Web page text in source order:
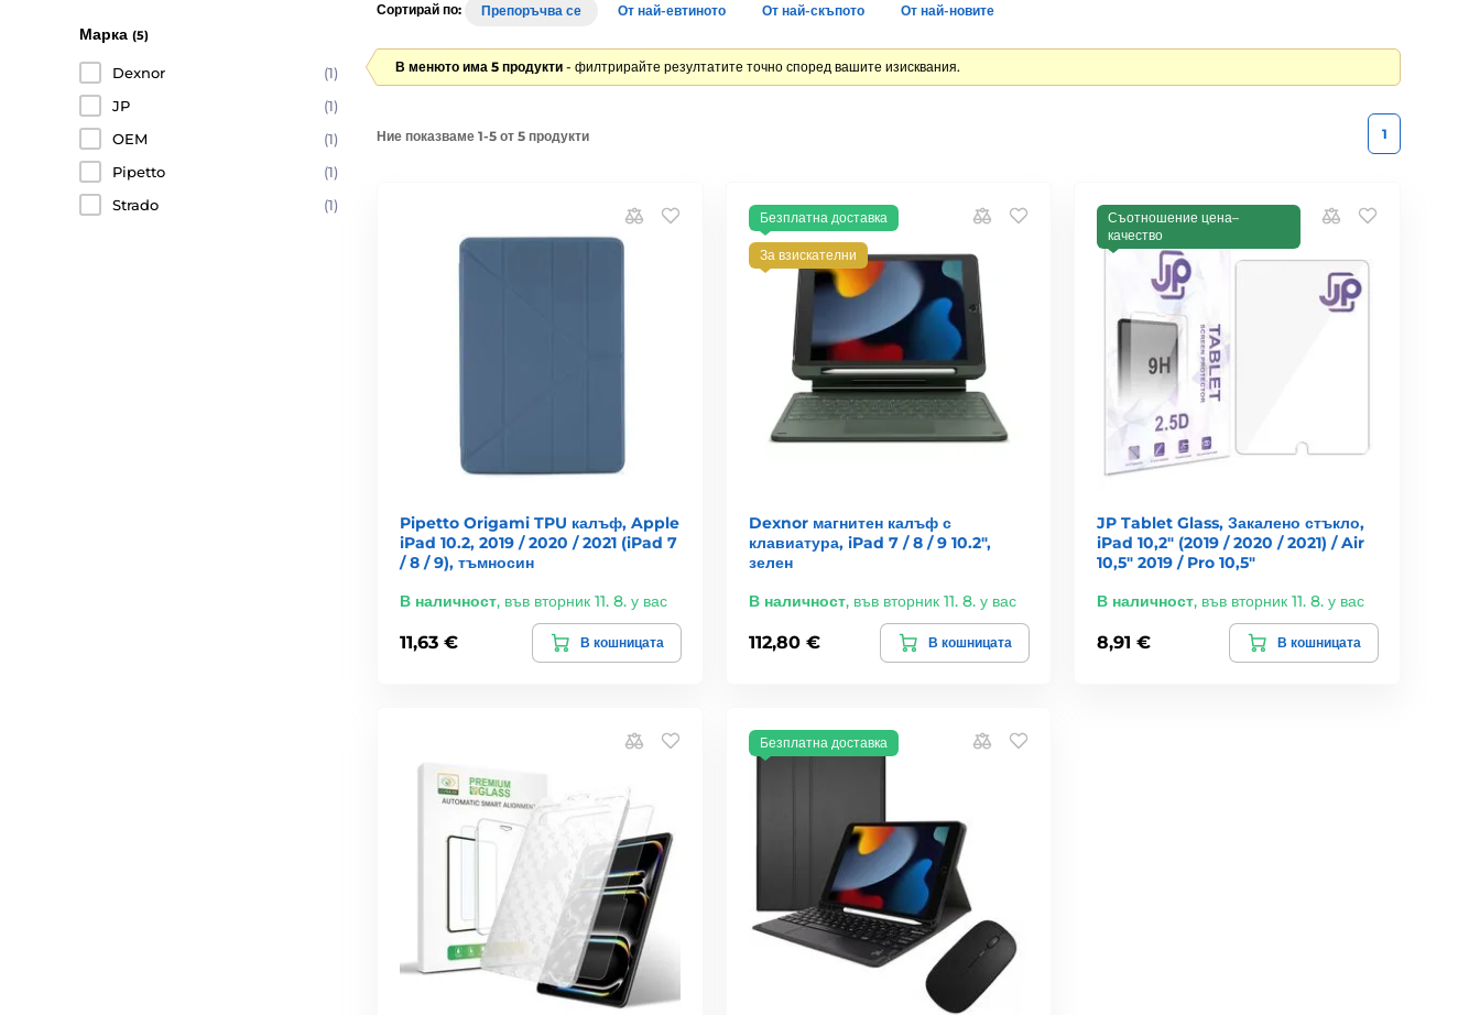
Марка (5)
Dexnor
(1)
JP
(1)
OEM
(1)
Pipetto
(1)
Strado
(1)
Сортирай по: Препоръчва се От най-евтиното От най-скъпото От най-новите
В менюто има 5 продукти - филтрирайте резултатите точно според вашите изисквания.
Ние показваме 1-5 от 5 продукти 1
Pipetto Origami TPU калъф, Apple
iPad 10.2, 2019 / 2020 / 2021 (iPad 7
/ 8 / 9), тъмносин
В наличност, във вторник 11. 8. у вас
11,63 € В кошницата
Безплатна доставка
За взискателни
Dexnor магнитен калъф с
клавиатура, iPad 7 / 8 / 9 10.2",
зелен
В наличност, във вторник 11. 8. у вас
112,80 € В кошницата
Съотношение цена–
качество
JP Tablet Glass, Закалено стъкло,
iPad 10,2" (2019 / 2020 / 2021) / Air
10,5" 2019 / Pro 10,5"
В наличност, във вторник 11. 8. у вас
8,91 € В кошницата
Безплатна доставка